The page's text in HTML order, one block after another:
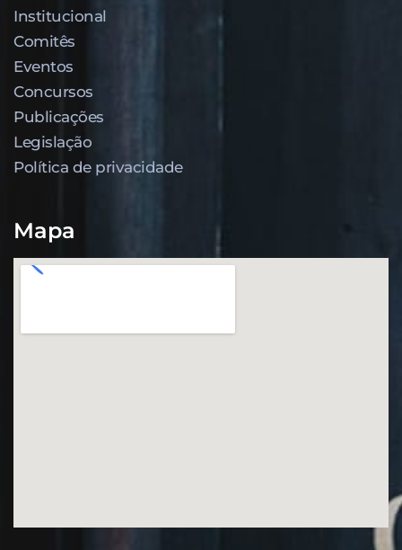
Institucional
Comitês
Eventos
Concursos
Publicações
Legislação
Política de privacidade
Mapa